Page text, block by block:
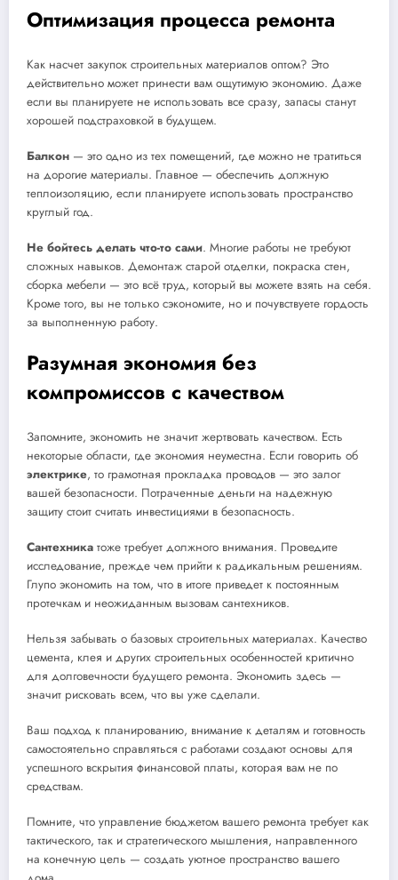
Оптимизация процесса ремонта
Как насчет закупок строительных материалов оптом? Это
действительно может принести вам ощутимую экономию. Даже
если вы планируете не использовать все сразу, запасы станут
хорошей подстраховкой в будущем.
Балкон — это одно из тех помещений, где можно не тратиться
на дорогие материалы. Главное — обеспечить должную
теплоизоляцию, если планируете использовать пространство
круглый год.
Не бойтесь делать что-то сами. Многие работы не требуют
сложных навыков. Демонтаж старой отделки, покраска стен,
сборка мебели — это всё труд, который вы можете взять на себя.
Кроме того, вы не только сэкономите, но и почувствуете гордость
за выполненную работу.
Разумная экономия без
компромиссов с качеством
Запомните, экономить не значит жертвовать качеством. Есть
некоторые области, где экономия неуместна. Если говорить об
электрике, то грамотная прокладка проводов — это залог
вашей безопасности. Потраченные деньги на надежную
защиту стоит считать инвестициями в безопасность.
Сантехника тоже требует должного внимания. Проведите
исследование, прежде чем прийти к радикальным решениям.
Глупо экономить на том, что в итоге приведет к постоянным
протечкам и неожиданным вызовам сантехников.
Нельзя забывать о базовых строительных материалах. Качество
цемента, клея и других строительных особенностей критично
для долговечности будущего ремонта. Экономить здесь —
значит рисковать всем, что вы уже сделали.
Ваш подход к планированию, внимание к деталям и готовность
самостоятельно справляться с работами создают основы для
успешного вскрытия финансовой платы, которая вам не по
средствам.
Помните, что управление бюджетом вашего ремонта требует как
тактического, так и стратегического мышления, направленного
на конечную цель — создать уютное пространство вашего